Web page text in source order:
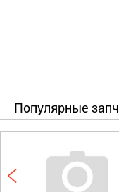
Популярные